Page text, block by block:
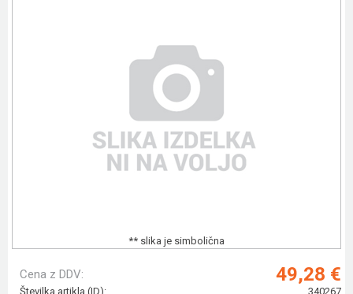
** slika je simbolična
Cena z DDV: 49,28 €
Številka artikla (ID): 340267